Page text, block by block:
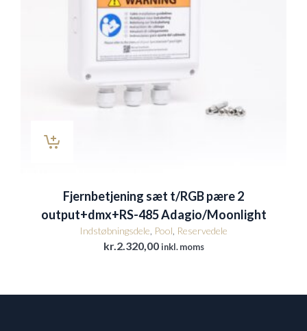
Fjernbetjening sæt t/RGB pære 2
output+dmx+RS-485 Adagio/Moonlight
Indstøbningsdele Pool Reservedele
kr. 2.320,00 inkl. moms